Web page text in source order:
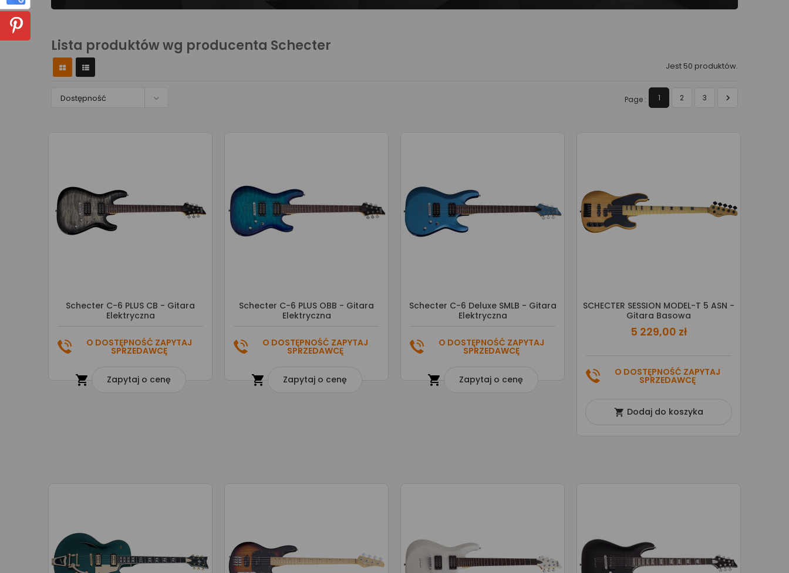
Lista produktów wg producenta Schecter
Jest 50 produktów.
Dostępność  Page : 1 2 3 
Schecter C-6 PLUS CB - Gitara
Elektryczna
O DOSTĘPNOŚĆ ZAPYTAJ
SPRZEDAWCĘ
 Zapytaj o cenę
Schecter C-6 PLUS OBB - Gitara
Elektryczna
O DOSTĘPNOŚĆ ZAPYTAJ
SPRZEDAWCĘ
 Zapytaj o cenę
Schecter C-6 Deluxe SMLB - Gitara
Elektryczna
O DOSTĘPNOŚĆ ZAPYTAJ
SPRZEDAWCĘ
 Zapytaj o cenę
SCHECTER SESSION MODEL-T 5 ASN -
Gitara Basowa
5 229,00 zł
O DOSTĘPNOŚĆ ZAPYTAJ
SPRZEDAWCĘ
 Dodaj do koszyka